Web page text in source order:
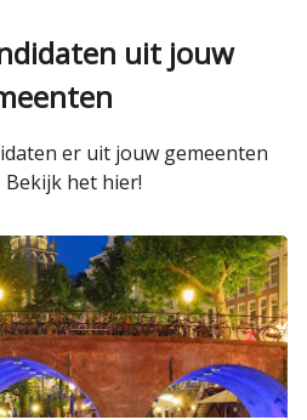
uit jouw
er uit jouw gemeenten
Bekijk het hier!